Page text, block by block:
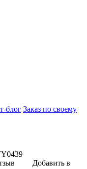
блог Заказ по своему
Добавить в